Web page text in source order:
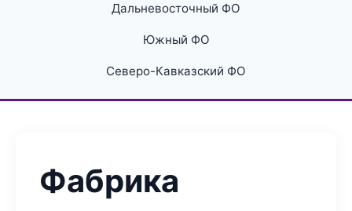
Дальневосточный ФО
Южный ФО
Северо-Кавказский ФО
Фабрика